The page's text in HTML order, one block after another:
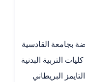
بجامعة القادسية
التربية البدنية
البريطاني